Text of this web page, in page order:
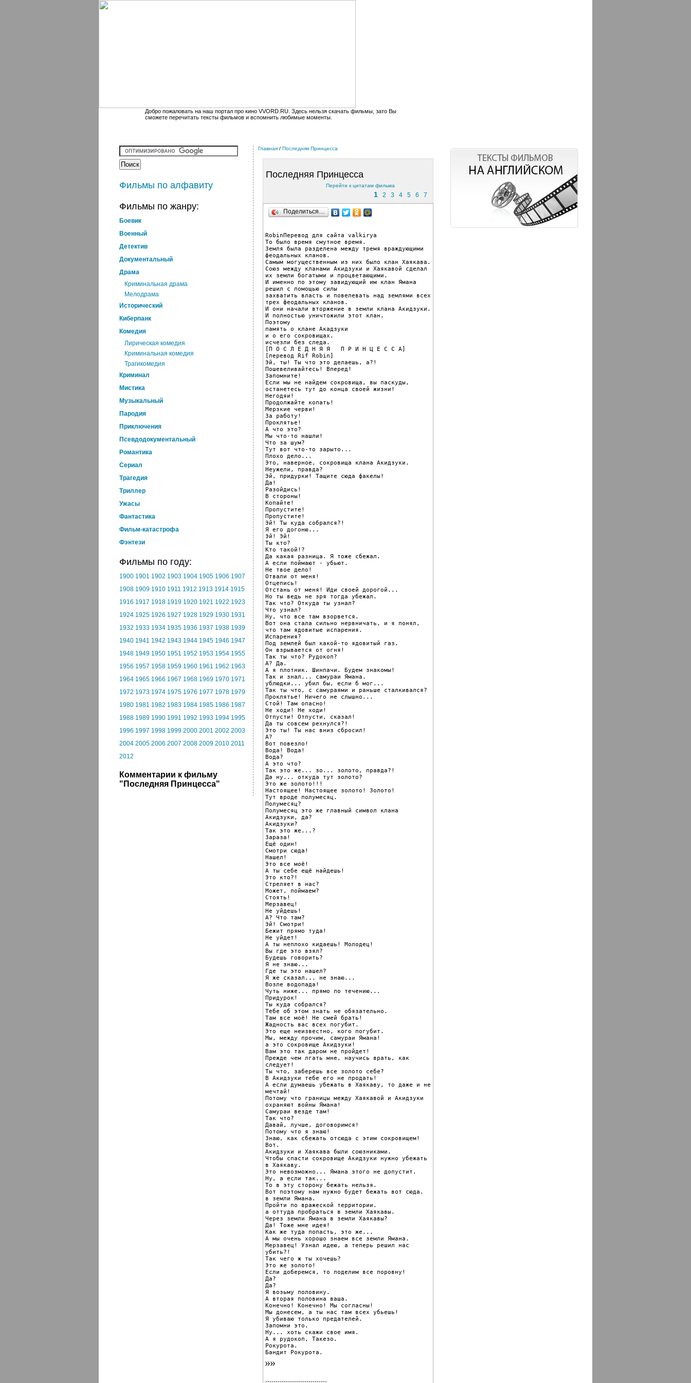
Добро пожаловать на наш портал про кино VVORD.RU. Здесь нельзя скачать фильмы, зато Вы
сможете перечитать тексты фильмов и вспомнить любимые моменты.
Фильмы по алфавиту
Фильмы по жанру:
Боевик
Военный
Детектив
Документальный
Драма
Криминальная драма
Мелодрама
Исторический
Киберпанк
Комедия
Лирическая комедия
Криминальная комедия
Трагикомедия
Криминал
Мистика
Музыкальный
Пародия
Приключения
Псевдодокументальный
Романтика
Cериал
Трагедия
Триллер
Ужасы
Фантастика
Фильм-катастрофа
Фэнтези
Фильмы по году:
1900 1901 1902 1903 1904 1905 1906 1907
1908 1909 1910 1911 1912 1913 1914 1915
1916 1917 1918 1919 1920 1921 1922 1923
1924 1925 1926 1927 1928 1929 1930 1931
1932 1933 1934 1935 1936 1937 1938 1939
1940 1941 1942 1943 1944 1945 1946 1947
1948 1949 1950 1951 1952 1953 1954 1955
1956 1957 1958 1959 1960 1961 1962 1963
1964 1965 1966 1967 1968 1969 1970 1971
1972 1973 1974 1975 1976 1977 1978 1979
1980 1981 1982 1983 1984 1985 1986 1987
1988 1989 1990 1991 1992 1993 1994 1995
1996 1997 1998 1999 2000 2001 2002 2003
2004 2005 2006 2007 2008 2009 2010 2011
2012
Комментарии к фильму
"Последняя Принцесса"
Главная / Последняя Принцесса
Последняя Принцесса
Перейти к цитатам фильма
1 2 3 4 5 6 7
Поделиться…
RobinПеревод для сайта valkirya
То было время смутное время.
Земля была разделена между тремя враждующими
феодальных кланов.
Самым могущественным из них было клан Хаякава.
Союз между кланами Акидзуки и Хаякавой сделал
их земли богатыми и процветающими.
И именно по этому завидующий им клан Ямана
решил с помощью силы
захватить власть и повелевать над землями всех
трех феодальных кланов.
И они начали вторжение в земли клана Акидзуки.
И полностью уничтожили этот клан.
Поэтому
память о клане Акадзуки
и о его сокровищах.
исчезли без следа.
[П О С Л Е Д Н Я Я   П Р И Н Ц Е С С А]
[перевод Rif Robin]
Эй, ты! Ты что это делаешь, а?!
Пошевеливайтесь! Вперед!
Запомните!
Если мы не найдем сокровища, вы паскуды,
останетесь тут до конца своей жизни!
Негодяи!
Продолжайте копать!
Мерзкие черви!
За работу!
Проклятье!
А что это?
Мы что-то нашли!
Что за шум?
Тут вот что-то зарыто...
Плохо дело...
Это, наверное, сокровища клана Акидзуки.
Неужели, правда?
Эй, придурки! Тащите сюда факелы!
Да!
Разойдись!
В стороны!
Копайте!
Пропустите!
Пропустите!
Эй! Ты куда собрался?!
Я его догоню...
Эй! Эй!
Ты кто?
Кто такой!?
Да какая разница. Я тоже сбежал.
А если поймают - убьют.
Не твое дело!
Отвали от меня!
Отцепись!
Отстань от меня! Иди своей дорогой...
Но ты ведь не зря тогда убежал.
Так что? Откуда ты узнал?
Что узнал?
Ну, что все там взорвется.
Вот она стала сильно нервничать, и я понял,
что там ядовитые испарения.
Испарения?
Под землей был какой-то ядовитый газ.
Он взрывается от огня!
Так ты что? Рудокоп?
А? Да.
А я плотник. Шинпачи. Будем знакомы!
Так и знал... самураи Ямана.
ублюдки... убил бы, если б мог...
Так ты что, с самураями и раньше сталкивался?
Проклятье! Ничего не слышно...
Стой! Там опасно!
Не ходи! Не ходи!
Отпусти! Отпусти, сказал!
Да ты совсем рехнулся?!
Это ты! Ты нас вниз сбросил!
А?
Вот повезло!
Вода! Вода!
Вода?
А это что?
Так это же... зо... золото, правда?!
Да ну... откуда тут золото?
Это же золото!!!
Настоящее! Настоящее золото! Золото!
Тут вроде полумесяц.
Полумесяц?
Полумесяц это же главный символ клана
Акидзуки, да?
Акидзуки?
Так это же...?
Зараза!
Ещё один!
Смотри сюда!
Нашел!
Это все моё!
А ты себе ещё найдешь!
Это кто?!
Стреляет в нас?
Может, поймаем?
Стоять!
Мерзавец!
Не уйдешь!
А? Что там?
Эй! Смотри!
Бежит прямо туда!
Не уйдет!
А ты неплохо кидаешь! Молодец!
Вы где это взял?
Будешь говорить?
Я не знаю...
Где ты это нашел?
Я же сказал... не знаю...
Возле водопада!
Чуть ниже... прямо по течению...
Придурок!
Ты куда собрался?
Тебе об этом знать не обязательно.
Там все моё! Не смей брать!
Жадность вас всех погубит.
Это еще неизвестно, кого погубит.
Мы, между прочим, самураи Ямана!
а это сокровище Акидзуки!
Вам это так даром не пройдет!
Прежде чем лгать мне, научись врать, как
следует!
Ты что, заберешь все золото себе?
В Акидзуки тебе его не продать!
А если думаешь убежать в Хаякаву, то даже и не
мечтай!
Потому что границы между Хаякавой и Акидзуки
охраняют войны Ямана!
Самураи везде там!
Так что?
Давай, лучше, договоримся!
Потому что я знаю!
Знаю, как сбежать отсюда с этим сокровищем!
Вот.
Акидзуки и Хаякава были союзниками.
Чтобы спасти сокровище Акидзуки нужно убежать
в Хаякаву.
Это невозможно... Ямана этого не допустит.
Ну, а если так...
То в эту сторону бежать нельзя.
Вот поэтому нам нужно будет бежать вот сюда.
в земли Ямана.
Пройти по вражеской территории.
а оттуда пробраться в земли Хаякавы.
Через земли Ямана в земли Хаякавы?
Да! Тоже мне идея!
Как же туда попасть, это же...
А мы очень хорошо знаем все земли Ямана.
Мерзавец! Узнал идею, а теперь решил нас
убить?!
Так чего ж ты хочешь?
Это же золото!
Если доберемся, то поделим все поровну!
Да?
Да?
Я возьму половину.
А вторая половина ваша.
Конечно! Конечно! Мы согласны!
Мы донесем, а ты нас там всех убьешь!
Я убиваю только предателей.
Запомни это.
Ну... хоть скажи свое имя.
А я рудокоп, Такезо.
Рокурота.
Бандит Рокурота.
------------------------------